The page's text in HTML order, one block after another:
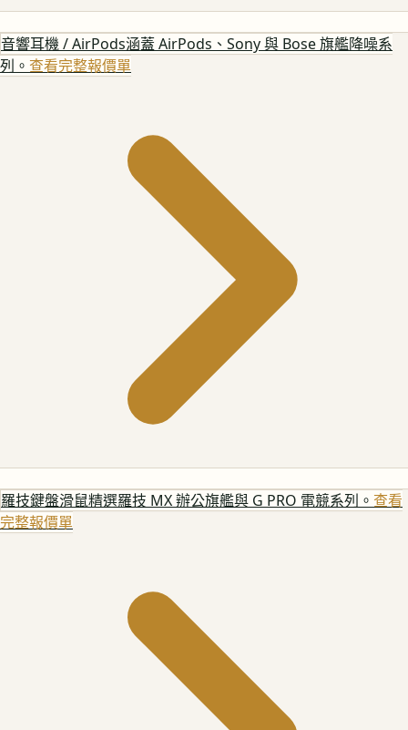
音響耳機 / AirPods涵蓋 AirPods、Sony 與 Bose 旗艦降噪系
列。 查看完整報價單
羅技鍵盤滑鼠精選羅技 MX 辦公旗艦與 G PRO 電競系列。 查看
完整報價單